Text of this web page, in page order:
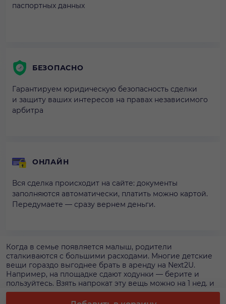
паспортных данных
БЕЗОПАСНО
Гарантируем юридическую безопасность сделки
и защиту ваших интересов на правах независимого
арбитра
ОНЛАЙН
Вся сделка происходит на сайте: документы
заполняются автоматически, платить можно картой.
Передумаете — сразу вернем деньги.
Когда в семье появляется малыш, родители
сталкиваются с большими расходами. Многие детские
вещи гораздо выгоднее брать в аренду на Next2U.
Например, на площадке сдают ходунки — берите и
пользуйтесь. Взять напрокат эту вещь можно на 1 нед. и
заплатить при этом 2 800 р. Оформляйте аренду
ходунков на сайте, чтобы иметь гарантию наличия и